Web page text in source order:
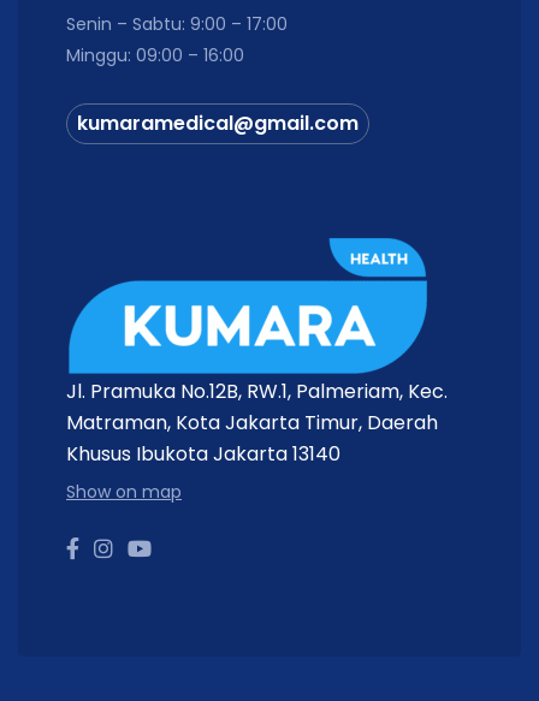
Senin – Sabtu: 9:00 – 17:00
Minggu: 09:00 – 16:00
kumaramedical@gmail.com
Jl. Pramuka No.12B, RW.1, Palmeriam, Kec.
Matraman, Kota Jakarta Timur, Daerah
Khusus Ibukota Jakarta 13140
Show on map